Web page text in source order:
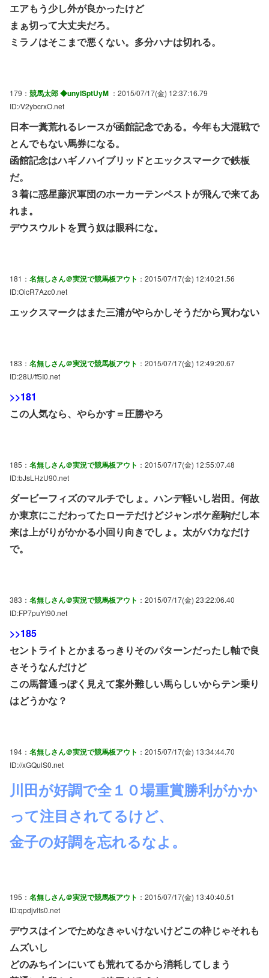
エアもう少し外が良かったけど
まぁ切って大丈夫だろ。
ミラノはそこまで悪くない。多分ハナは切れる。
179： 競馬太郎 ◆unylSptUyM ：2015/07/17(金) 12:37:16.79
ID:/V2ybcrxO.net
日本一糞荒れるレースが函館記念である。今年も大混戦で
とんでもない馬券になる。
函館記念はハギノハイブリッドとエックスマークで鉄板
だ。
３着に惑星藤沢軍団のホーカーテンペストが飛んで来てあ
れま。
デウスウルトを買う奴は眼科にな。
181： 名無しさん＠実況で競馬板アウト ：2015/07/17(金) 12:40:21.56
ID:OicR7Azc0.net
エックスマークはまた三浦がやらかしそうだから買わない
183： 名無しさん＠実況で競馬板アウト ：2015/07/17(金) 12:49:20.67
ID:28U/ff5I0.net
>>181
この人気なら、やらかす＝圧勝やろ
185： 名無しさん＠実況で競馬板アウト ：2015/07/17(金) 12:55:07.48
ID:bJsLHzU90.net
ダービーフィズのマルチでしょ。ハンデ軽いし岩田。何故
か東京にこだわってたローテだけどジャンポケ産駒だし本
来は上がりがかかる小回り向きでしょ。太がバカなだけ
で。
383： 名無しさん＠実況で競馬板アウト ：2015/07/17(金) 23:22:06.40
ID:FP7puYt90.net
>>185
セントライトとかまるっきりそのパターンだったし軸で良
さそうなんだけど
この馬普通っぽく見えて案外難しい馬らしいからテン乗り
はどうかな？
194： 名無しさん＠実況で競馬板アウト ：2015/07/17(金) 13:34:44.70
ID://xGQulS0.net
川田が好調で全１０場重賞勝利がかか
って注目されてるけど、
金子の好調を忘れるなよ。
195： 名無しさん＠実況で競馬板アウト ：2015/07/17(金) 13:40:40.51
ID:qpdjvlfs0.net
デウスはインでためなきゃいけないけどこの枠じゃそれも
ムズいし
どのみちインにいても荒れてるから消耗してしまう